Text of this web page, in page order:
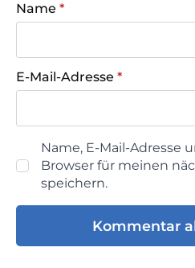
Name *
E-Mail-Adresse *
Name, E-Mail-Adresse
Browser für meinen
speichern.